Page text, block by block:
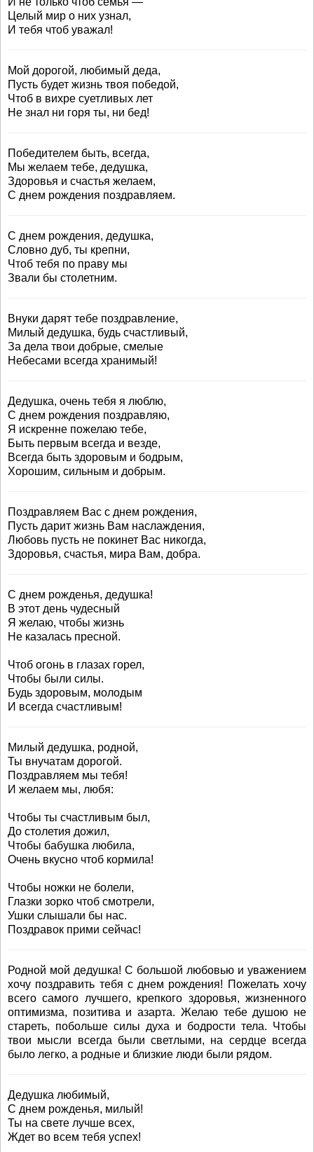
Целый мир о них узнал,
И тебя чтоб уважал!
Мой дорогой, любимый деда,
Пусть будет жизнь твоя победой,
Чтоб в вихре суетливых лет
Не знал ни горя ты, ни бед!
Победителем быть, всегда,
Мы желаем тебе, дедушка,
Здоровья и счастья желаем,
С днем рождения поздравляем.
С днем рождения, дедушка,
Словно дуб, ты крепни,
Чтоб тебя по праву мы
Звали бы столетним.
Внуки дарят тебе поздравление,
Милый дедушка, будь счастливый,
За дела твои добрые, смелые
Небесами всегда хранимый!
Дедушка, очень тебя я люблю,
С днем рождения поздравляю,
Я искренне пожелаю тебе,
Быть первым всегда и везде,
Всегда быть здоровым и бодрым,
Хорошим, сильным и добрым.
Поздравляем Вас с днем рождения,
Пусть дарит жизнь Вам наслаждения,
Любовь пусть не покинет Вас никогда,
Здоровья, счастья, мира Вам, добра.
С днем рожденья, дедушка!
В этот день чудесный
Я желаю, чтобы жизнь
Не казалась пресной.
Чтоб огонь в глазах горел,
Чтобы были силы.
Будь здоровым, молодым
И всегда счастливым!
Милый дедушка, родной,
Ты внучатам дорогой.
Поздравляем мы тебя!
И желаем мы, любя:
Чтобы ты счастливым был,
До столетия дожил,
Чтобы бабушка любила,
Очень вкусно чтоб кормила!
Чтобы ножки не болели,
Глазки зорко чтоб смотрели,
Ушки слышали бы нас.
Поздравок прими сейчас!
Родной мой дедушка! С большой любовью и уважением
хочу поздравить тебя с днем рождения! Пожелать хочу
всего самого лучшего, крепкого здоровья, жизненного
оптимизма, позитива и азарта. Желаю тебе душою не
стареть, побольше силы духа и бодрости тела. Чтобы
твои мысли всегда были светлыми, на сердце всегда
было легко, а родные и близкие люди были рядом.
Дедушка любимый,
С днем рожденья, милый!
Ты на свете лучше всех,
Ждет во всем тебя успех!